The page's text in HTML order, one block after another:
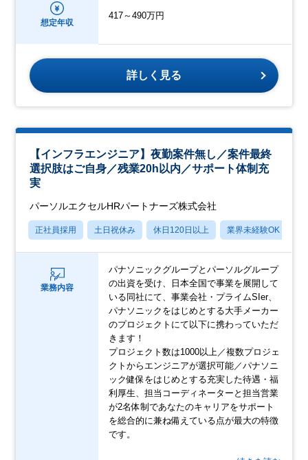
想定年収
417～490万円
詳しく見る
【インフラエンジニア】夜勤案件無し／案件最終
選択肢はご自身／残業20h以内／サポート体制充
実
パーソルエクセルHRパートナーズ株式会社
正社員採用 土日祝休み 休日120日以上 業界未経験OK
業務内容
パナソニックグループとパーソルグループ
の出資を受け、日本全国で事業を展開して
いる同社にて、事業会社・プライムSIer、
パナソニックをはじめとする大手メーカー
のプロジェクトにて以下に携わっていただ
きます！
プロジェクト数は1000以上／複数プロジェ
クトからエンジニアが選択可能／パナソニ
ック健保をはじめとする充実した待遇・福
利厚生、担当コーディネーターと担当営業
が2名体制であなたのキャリアをサポート
を総合的に兼ね備えている点が最大の特徴
です。